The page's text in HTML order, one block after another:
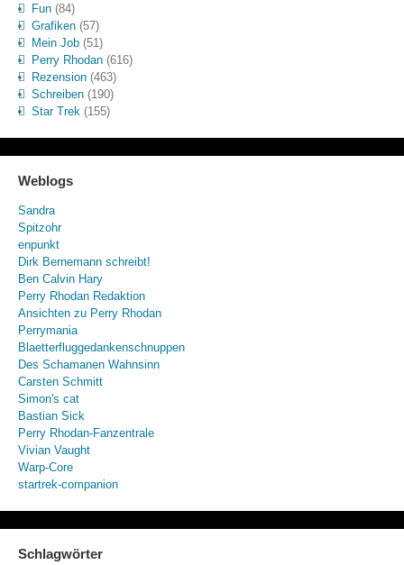
Fun(84)
Grafiken(57)
Mein Job(51)
Perry Rhodan(616)
Rezension(463)
Schreiben(190)
Star Trek (155)
Weblogs
Sandra
Spitzohr
enpunkt
Dirk Bernemann schreibt!
Ben Calvin Hary
Perry Rhodan Redaktion
Ansichten zu Perry Rhodan
Perrymania
Blaetterfluggedankenschnuppen
Des Schamanen Wahnsinn
Carsten Schmitt
Simon's cat
Bastian Sick
Perry Rhodan-Fanzentrale
Vivian Vaught
Warp-Core
startrek-companion
Schlagwörter